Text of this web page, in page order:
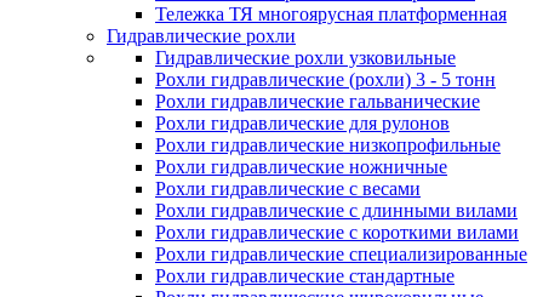
Тележка ТЯ многоярусная платформенная
Гидравлические рохли
Гидравлические рохли узковильные
Рохли гидравлические (рохли) 3 - 5 тонн
Рохли гидравлические гальванические
Рохли гидравлические для рулонов
Рохли гидравлические низкопрофильные
Рохли гидравлические ножничные
Рохли гидравлические с весами
Рохли гидравлические с длинными вилами
Рохли гидравлические с короткими вилами
Рохли гидравлические специализированные
Рохли гидравлические стандартные